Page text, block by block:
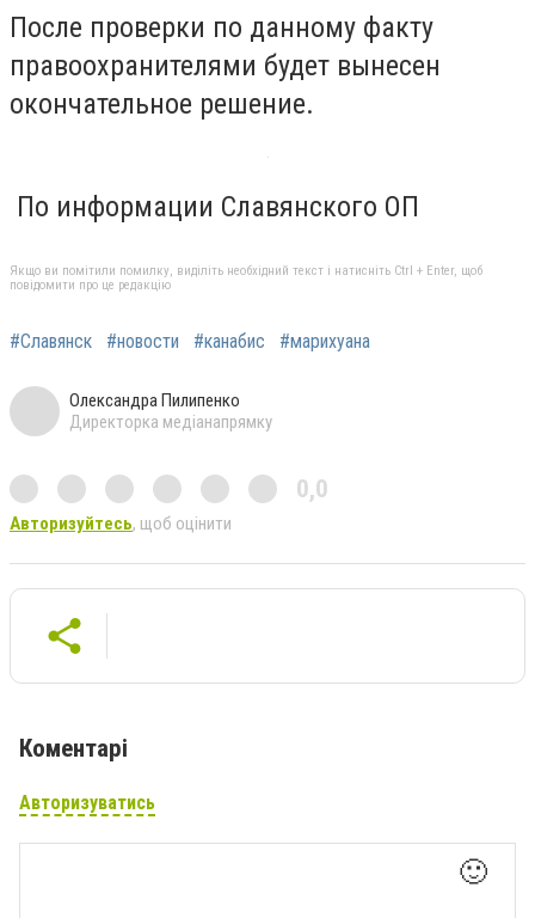
После проверки по данному факту
правоохранителями будет вынесен
окончательное решение.
По информации Славянского ОП
Якщо ви помітили помилку, виділіть необхідний текст і натисніть Ctrl + Enter, щоб
повідомити про це редакцію
#Славянск #новости #канабис #марихуана
Олександра Пилипенко
Директорка медіанапрямку
0,0
Авторизуйтесь, щоб оцінити
Коментарі
Авторизуватись
🙂